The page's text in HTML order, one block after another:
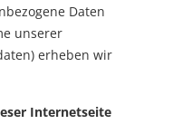
Daten
unserer
erheben wir
Internetseite